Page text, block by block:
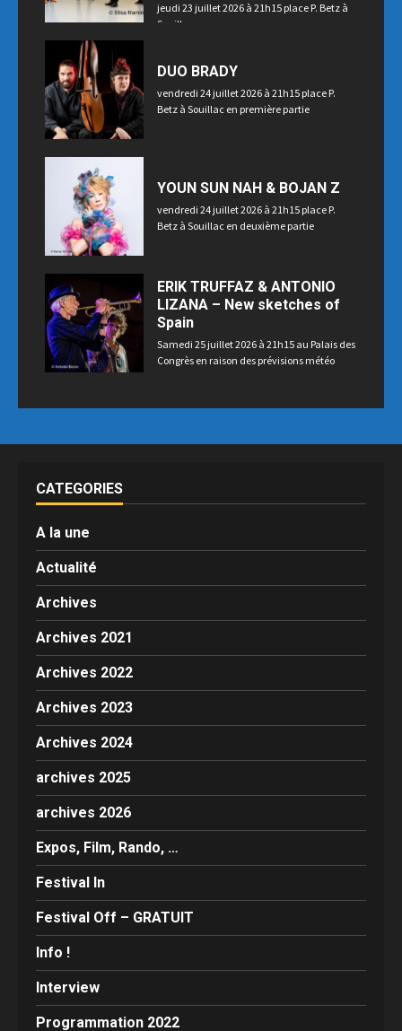
jeudi 23 juillet 2026 à 21h15 place P. Betz à
Souillac
DUO BRADY
vendredi 24 juillet 2026 à 21h15 place P.
Betz à Souillac en première partie
YOUN SUN NAH & BOJAN Z
vendredi 24 juillet 2026 à 21h15 place P.
Betz à Souillac en deuxième partie
ERIK TRUFFAZ & ANTONIO
LIZANA – New sketches of
Spain
Samedi 25 juillet 2026 à 21h15 au Palais des
Congrès en raison des prévisions météo
CATEGORIES
A la une
Actualité
Archives
Archives 2021
Archives 2022
Archives 2023
Archives 2024
archives 2025
archives 2026
Expos, Film, Rando, …
Festival In
Festival Off – GRATUIT
Info !
Interview
Programmation 2022